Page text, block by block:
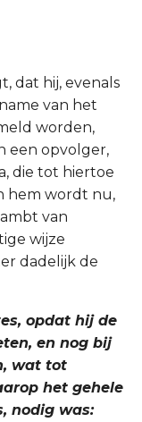
dat hij, evenals
van het
worden,
een opvolger,
die tot hiertoe
hem wordt nu,
van
wijze
dadelijk de
opdat hij de
en nog bij
wat tot
het gehele
nodig was: